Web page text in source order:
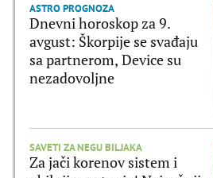
ASTRO PROGNOZA
Dnevni horoskop za 9.
avgust: Škorpije se svađaju
sa partnerom, Device su
nezadovoljne
SAVETI ZA NEGU BILJAKA
Za jači korenov sistem i